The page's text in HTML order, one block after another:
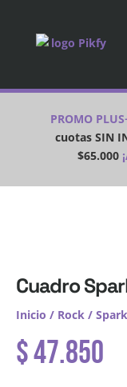
PROMO
cuotas SIN
$65.000
Cuadro
Inicio / Rock /
$47.850